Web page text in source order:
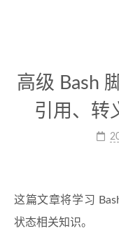
高级 Bash
引用、转
这篇文章将学习
状态相关知识。